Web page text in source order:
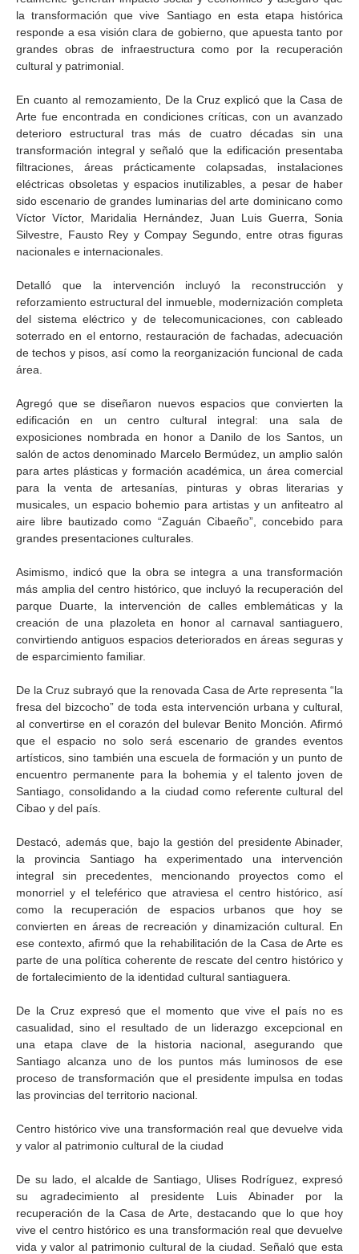
la transformación que vive Santiago en esta etapa histórica
responde a esa visión clara de gobierno, que apuesta tanto por
grandes obras de infraestructura como por la recuperación
cultural y patrimonial.
En cuanto al remozamiento, De la Cruz explicó que la Casa de
Arte fue encontrada en condiciones críticas, con un avanzado
deterioro estructural tras más de cuatro décadas sin una
transformación integral y señaló que la edificación presentaba
filtraciones, áreas prácticamente colapsadas, instalaciones
eléctricas obsoletas y espacios inutilizables, a pesar de haber
sido escenario de grandes luminarias del arte dominicano como
Víctor Víctor, Maridalia Hernández, Juan Luis Guerra, Sonia
Silvestre, Fausto Rey y Compay Segundo, entre otras figuras
nacionales e internacionales.
Detalló que la intervención incluyó la reconstrucción y
reforzamiento estructural del inmueble, modernización completa
del sistema eléctrico y de telecomunicaciones, con cableado
soterrado en el entorno, restauración de fachadas, adecuación
de techos y pisos, así como la reorganización funcional de cada
área.
Agregó que se diseñaron nuevos espacios que convierten la
edificación en un centro cultural integral: una sala de
exposiciones nombrada en honor a Danilo de los Santos, un
salón de actos denominado Marcelo Bermúdez, un amplio salón
para artes plásticas y formación académica, un área comercial
para la venta de artesanías, pinturas y obras literarias y
musicales, un espacio bohemio para artistas y un anfiteatro al
aire libre bautizado como “Zaguán Cibaeño”, concebido para
grandes presentaciones culturales.
Asimismo, indicó que la obra se integra a una transformación
más amplia del centro histórico, que incluyó la recuperación del
parque Duarte, la intervención de calles emblemáticas y la
creación de una plazoleta en honor al carnaval santiaguero,
convirtiendo antiguos espacios deteriorados en áreas seguras y
de esparcimiento familiar.
De la Cruz subrayó que la renovada Casa de Arte representa “la
fresa del bizcocho” de toda esta intervención urbana y cultural,
al convertirse en el corazón del bulevar Benito Monción. Afirmó
que el espacio no solo será escenario de grandes eventos
artísticos, sino también una escuela de formación y un punto de
encuentro permanente para la bohemia y el talento joven de
Santiago, consolidando a la ciudad como referente cultural del
Cibao y del país.
Destacó, además que, bajo la gestión del presidente Abinader,
la provincia Santiago ha experimentado una intervención
integral sin precedentes, mencionando proyectos como el
monorriel y el teleférico que atraviesa el centro histórico, así
como la recuperación de espacios urbanos que hoy se
convierten en áreas de recreación y dinamización cultural. En
ese contexto, afirmó que la rehabilitación de la Casa de Arte es
parte de una política coherente de rescate del centro histórico y
de fortalecimiento de la identidad cultural santiaguera.
De la Cruz expresó que el momento que vive el país no es
casualidad, sino el resultado de un liderazgo excepcional en
una etapa clave de la historia nacional, asegurando que
Santiago alcanza uno de los puntos más luminosos de ese
proceso de transformación que el presidente impulsa en todas
las provincias del territorio nacional.
Centro histórico vive una transformación real que devuelve vida
y valor al patrimonio cultural de la ciudad
De su lado, el alcalde de Santiago, Ulises Rodríguez, expresó
su agradecimiento al presidente Luis Abinader por la
recuperación de la Casa de Arte, destacando que lo que hoy
vive el centro histórico es una transformación real que devuelve
vida y valor al patrimonio cultural de la ciudad. Señaló que esta